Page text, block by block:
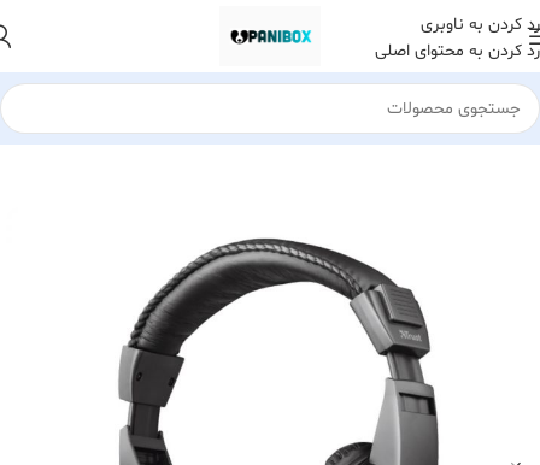
رد کردن به ناوبری
رد کردن به محتوای اصلی
خانه هدست هدفون و هندزفری هدست سیم دار